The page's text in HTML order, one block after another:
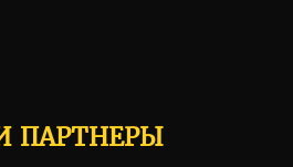
ПАРТНЕРЫ